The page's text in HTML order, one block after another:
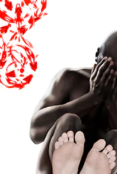
La Elección II